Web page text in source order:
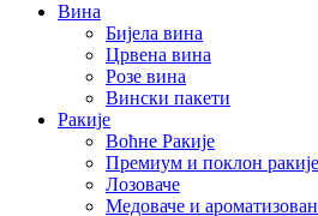
Вина
Бијела вина
Црвена вина
Розе вина
Вински пакети
Ракије
Воћне Ракије
Премиум и поклон ракије
Лозоваче
Медоваче и